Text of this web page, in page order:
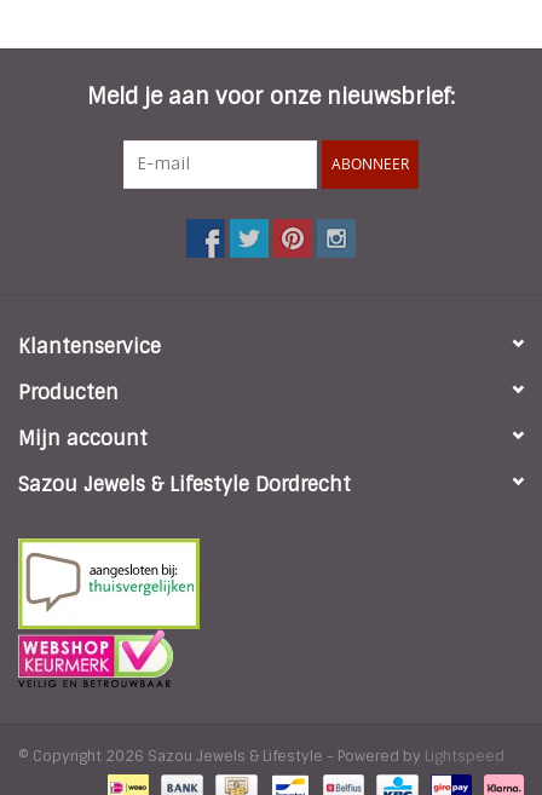
Meld je aan voor onze nieuwsbrief:
ABONNEER
Klantenservice
Producten
Mijn account
Sazou Jewels & Lifestyle Dordrecht
© Copyright 2026 Sazou Jewels & Lifestyle - Powered by Lightspeed